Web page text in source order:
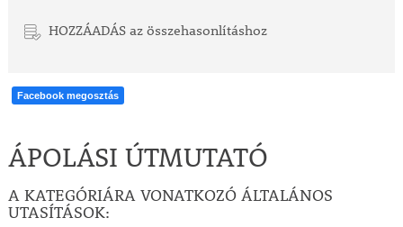
HOZZÁADÁS az összehasonlításhoz
Facebook megosztás
ÁPOLÁSI ÚTMUTATÓ
A KATEGÓRIÁRA VONATKOZÓ ÁLTALÁNOS
UTASÍTÁSOK: